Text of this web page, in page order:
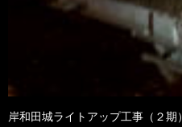
岸和田城ライトアップ工事（２期）